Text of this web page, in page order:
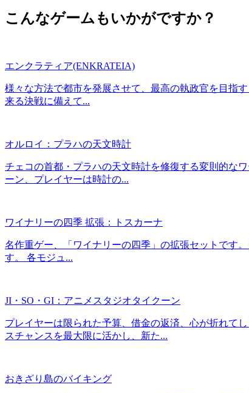
こんなゲームもいかがですか？
エンクラティア(ENKRATEIA)
様々な方法で都市を発展させて、最高の執政官を目指
来る決戦に備えて...
オルロイ：プラハの天文時計
チェコの首都・プラハの天文時計を修復する変則的な
ーン、プレイヤーは時計の...
ワイナリーの四季 拡張：トスカーナ
名作重ゲー、「ワイナリーの四季」の拡張セットです
す。 各モジュ...
JI・SO・GI：アニメスタジオタイクーン
プレイヤーは限られた予算、借金の返済、心が折れて
スチャンスを最大限に活かし、新た...
おきざり島のバイキング